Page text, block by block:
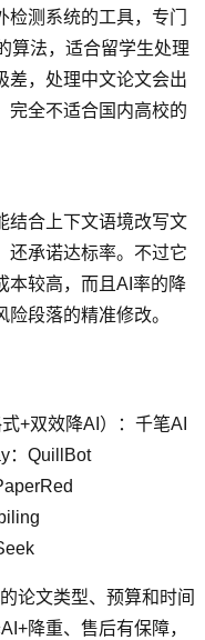
测系统的工具，专门
算法，适合留学生处理
差，处理中文论文会出
完全不适合国内高校的
结合上下文语境改写文
还承诺达标率。不过它
本较高，而且AI率的降
段落的精准修改。
+双效降AI）：千笔AI
：QuillBot
论文类型、预算和时间
降重、售后有保障，